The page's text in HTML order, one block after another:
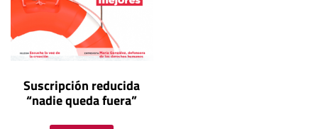
Suscripción reducida
“nadie queda fuera”